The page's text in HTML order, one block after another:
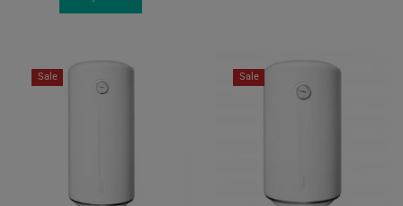
Sale Sale